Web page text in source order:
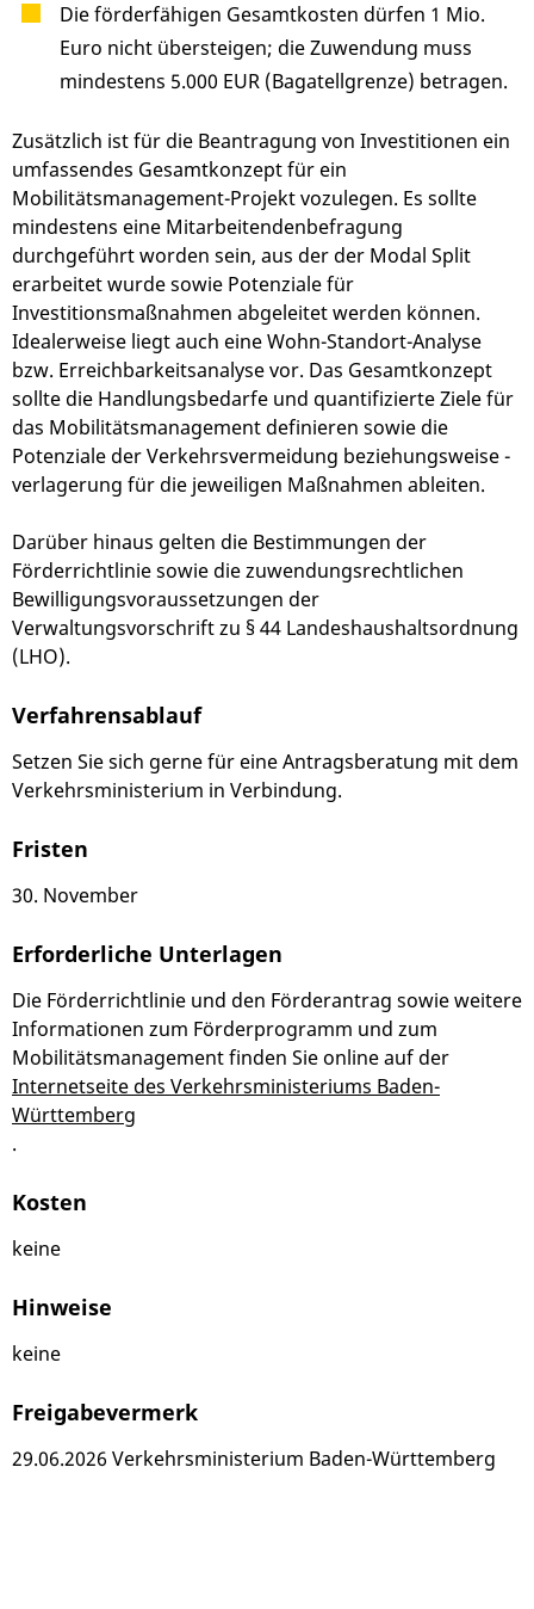
Die förderfähigen Gesamtkosten dürfen 1 Mio.
Euro nicht übersteigen; die Zuwendung muss
mindestens 5.000 EUR (Bagatellgrenze) betragen.
Zusätzlich ist für die Beantragung von Investitionen ein
umfassendes Gesamtkonzept für ein
Mobilitätsmanagement-Projekt vozulegen. Es sollte
mindestens eine Mitarbeitendenbefragung
durchgeführt worden sein, aus der der Modal Split
erarbeitet wurde sowie Potenziale für
Investitionsmaßnahmen abgeleitet werden können.
Idealerweise liegt auch eine Wohn-Standort-Analyse
bzw. Erreichbarkeitsanalyse vor. Das Gesamtkonzept
sollte die Handlungsbedarfe und quantifizierte Ziele für
das Mobilitätsmanagement definieren sowie die
Potenziale der Verkehrsvermeidung beziehungsweise -
verlagerung für die jeweiligen Maßnahmen ableiten.
Darüber hinaus gelten die Bestimmungen der
Förderrichtlinie sowie die zuwendungsrechtlichen
Bewilligungsvoraussetzungen der
Verwaltungsvorschrift zu § 44 Landeshaushaltsordnung
(LHO).
Verfahrensablauf
Setzen Sie sich gerne für eine Antragsberatung mit dem
Verkehrsministerium in Verbindung.
Fristen
30. November
Erforderliche Unterlagen
Die Förderrichtlinie und den Förderantrag sowie weitere
Informationen zum Förderprogramm und zum
Mobilitätsmanagement finden Sie online auf der
Internetseite des Verkehrsministeriums Baden-
Württemberg
.
Kosten
keine
Hinweise
keine
Freigabevermerk
29.06.2026 Verkehrsministerium Baden-Württemberg